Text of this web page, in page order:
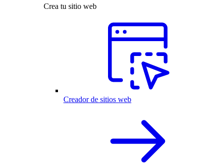
Crea tu sitio web
Creador de sitios web